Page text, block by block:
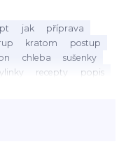
jak
příprava
kratom
postup
chleba
sušenky
recepty
popis